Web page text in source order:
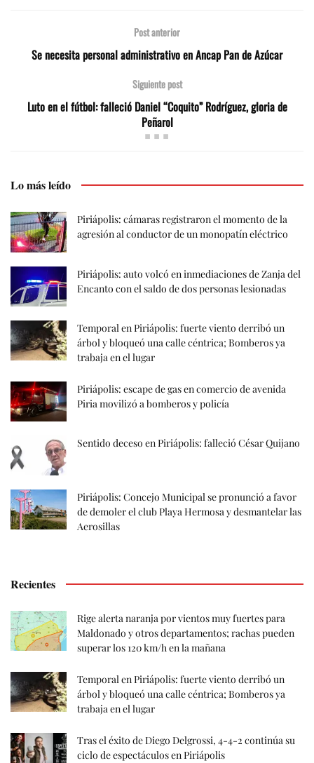
Post anterior
Se necesita personal administrativo en Ancap Pan de Azúcar
Siguiente post
Luto en el fútbol: falleció Daniel “Coquito” Rodríguez, gloria de
Peñarol
Lo más leído
Piriápolis: cámaras registraron el momento de la
agresión al conductor de un monopatín eléctrico
Piriápolis: auto volcó en inmediaciones de Zanja del
Encanto con el saldo de dos personas lesionadas
Temporal en Piriápolis: fuerte viento derribó un
árbol y bloqueó una calle céntrica; Bomberos ya
trabaja en el lugar
Piriápolis: escape de gas en comercio de avenida
Piria movilizó a bomberos y policía
Sentido deceso en Piriápolis: falleció César Quijano
Piriápolis: Concejo Municipal se pronunció a favor
de demoler el club Playa Hermosa y desmantelar las
Aerosillas
Recientes
Rige alerta naranja por vientos muy fuertes para
Maldonado y otros departamentos; rachas pueden
superar los 120 km/h en la mañana
Temporal en Piriápolis: fuerte viento derribó un
árbol y bloqueó una calle céntrica; Bomberos ya
trabaja en el lugar
Tras el éxito de Diego Delgrossi, 4-4-2 continúa su
ciclo de espectáculos en Piriápolis